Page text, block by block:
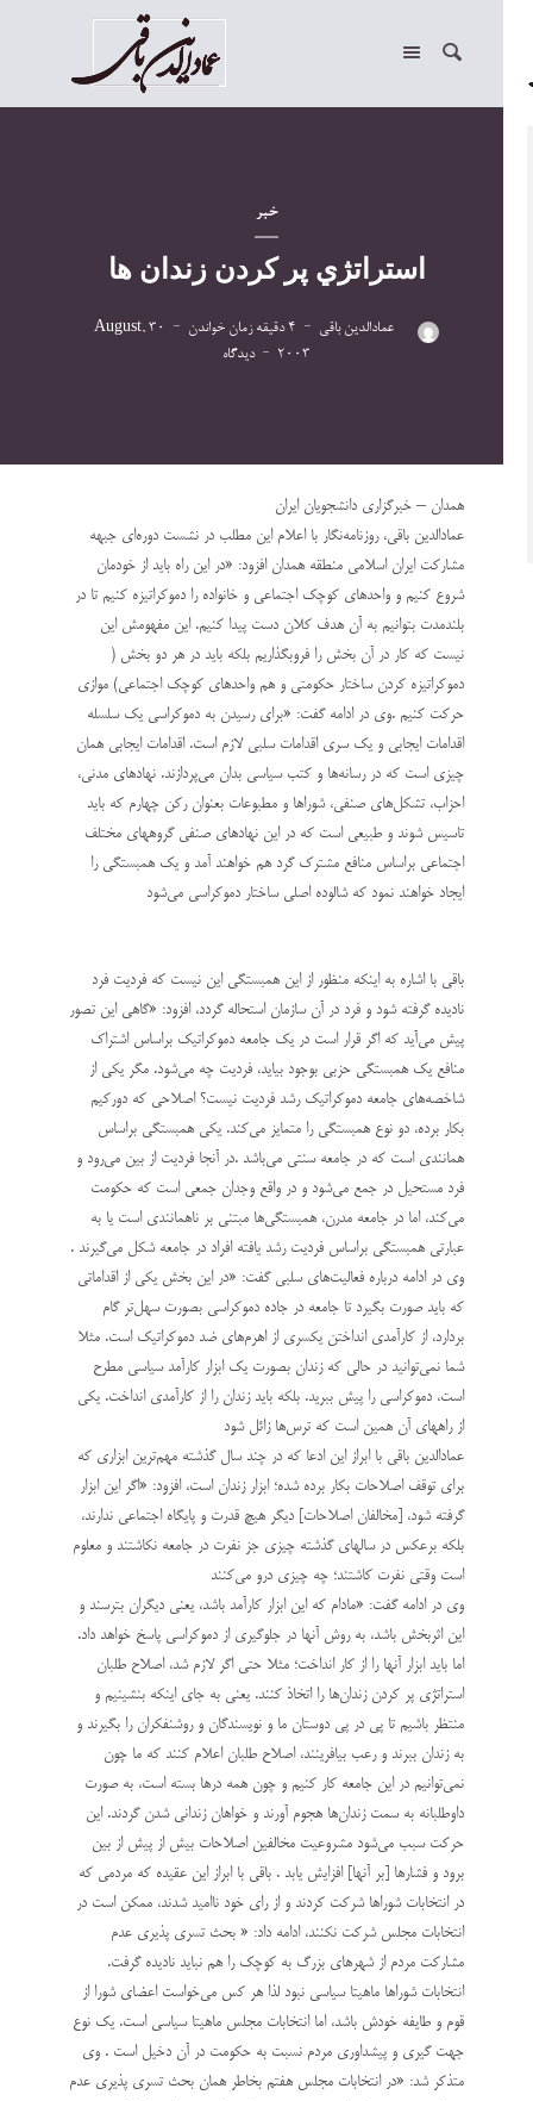
خبر
استراتژي پر کردن زندان ها
عمادالدین باقی 4 دقیقه زمان خواندن
30 August,
2003
دیدگاه
همدان – خبرگزاري دانشجويان ايران
عمادالدين باقي، روزنامه‌نگار با اعلام اين مطلب در نشست دوره‌اي جبهه
مشاركت ايران اسلامي منطقه همدان افزود: «در اين راه بايد از خودمان
شروع كنيم و واحدهاي كوچك اجتماعي و خانواده را دموكراتيزه كنيم تا در
بلندمدت بتوانيم به آن هدف كلان دست پيدا كنيم. اين مفهومش اين
نيست كه كار در آن بخش را فروبگذاريم بلكه بايد در هر دو بخش (
دموكراتيزه كردن ساختار حكومتي و هم واحدهاي كوچك اجتماعي) موازي
حركت كنيم .وي در ادامه گفت: «براي رسيدن به دموكراسي يك سلسله
اقدامات ايجابي و يك سري اقدامات سلبي لازم است. اقدامات ايجابي همان
چيزي است كه در رسانه‌ها و كتب سياسي بدان مي‌پردازند. نهادهاي مدني،
احزاب، تشكل‌هاي صنفي، شوراها و مطبوعات بعنوان ركن چهارم كه بايد
تاسيس شوند و طبيعي است كه در اين نهادهاي صنفي گروههاي مختلف
اجتماعي براساس منافع مشترك گرد هم خواهند آمد و يك همبستگي را
ايجاد خواهند نمود كه شالوده اصلي ساختار دموكراسي مي‌شود
باقي با اشاره به اينكه منظور از اين همبستگي اين نيست كه فرديت فرد
ناديده گرفته شود و فرد در آن سازمان استحاله گردد، افزود: «گاهي اين تصور
پيش مي‌آيد كه اگر قرار است در يك جامعه دموكراتيك براساس اشتراك
منافع يك همبستگي حزبي بوجود بيايد، فرديت چه مي‌شود. مگر يكي از
شاخصه‌هاي جامعه دموكراتيك رشد فرديت نيست؟ اصلاحي كه دوركيم
بكار برده، دو نوع همبستگي را متمايز مي‌كند. يكي همبستگي براساس
همانندي است كه در جامعه سنتي مي‌باشد .در آنجا فرديت از بين مي‌رود و
فرد مستحيل در جمع مي‌شود و در واقع وجدان جمعي است كه حكومت
مي‌كند، اما در جامعه مدرن، همبستگي‌ها مبتني بر ناهمانندي است يا به
عبارتي همبستگي براساس فرديت رشد يافته افراد در جامعه شكل مي‌گيرند .
وي در ادامه درباره فعاليت‌هاي سلبي گفت: «در اين بخش يكي از اقداماتي
كه بايد صورت بگيرد تا جامعه در جاده دموكراسي بصورت سهل‌تر گام
بردارد، از كارآمدي انداختن يكسري از اهرم‌هاي ضد دموكراتيك است. مثلا
شما نمي‌توانيد در حالي كه زندان بصورت يك ابزار كارآمد سياسي مطرح
است، دموكراسي را پيش ببريد. بلكه بايد زندان را از كارآمدي انداخت. يكي
از راههاي آن همين است كه ترس‌ها زائل شود
عمادالدين باقي با ابراز اين ادعا كه در چند سال گذشته مهم‌ترين ابزاري كه
براي توقف اصلاحات بكار برده شده؛ ابزار زندان است، افزود: «اگر اين ابزار
گرفته شود، [مخالفان اصلاحات] ديگر هيچ قدرت و پايگاه اجتماعي ندارند،
بلكه برعكس در سالهاي گذشته چيزي جز نفرت در جامعه نكاشتند و معلوم
است وقتي نفرت كاشتند؛ چه چيزي درو مي‌كنند
وي در ادامه گفت: «مادام كه اين ابزار كارآمد باشد، يعني ديگران بترسند و
اين اثربخش باشد، به روش آنها در جلوگيري از دموكراسي پاسخ خواهد داد.
اما بايد ابزار آنها را از كار انداخت؛ مثلا حتي اگر لازم شد، اصلاح طلبان
استراتژي پر كردن زندان‌ها را اتخاذ كنند. يعني به جاي اينكه بنشينيم و
منتظر باشيم تا پي در پي دوستان ما و نويسندگان و روشنفكران را بگيرند و
به زندان ببرند و رعب بيافرينند، اصلاح طلبان اعلام كنند كه ما چون
نمي‌توانيم در اين جامعه كار كنيم و چون همه درها بسته است، به صورت
داوطلبانه به سمت زندان‌ها هجوم آورند و خواهان زنداني شدن گردند. اين
حركت سبب مي‌شود مشروعيت مخالفين اصلاحات بيش از پيش از بين
برود و فشارها ‌[بر آنها] افزايش يابد . باقي با ابراز اين عقيده كه مردمي كه
در انتخابات شوراها شركت كردند و از راي خود نااميد شدند، ممكن است در
انتخابات مجلس شركت نكنند، ادامه داد: « بحث تسري پذيري عدم
مشاركت مردم از شهرهاي بزرگ به كوچك را هم نبايد ناديده گرفت.
انتخابات شوراها ماهيتا سياسي نبود لذا هر كس مي‌خواست اعضاي شورا از
قوم و طايفه خودش باشد، اما انتخابات مجلس ماهيتا سياسي است. يك نوع
جهت گيري و پيشداوري مردم نسبت به حكومت در آن دخيل است . وي
متذكر شد: «در انتخابات مجلس هفتم بخاطر همان بحث تسري پذيري عدم